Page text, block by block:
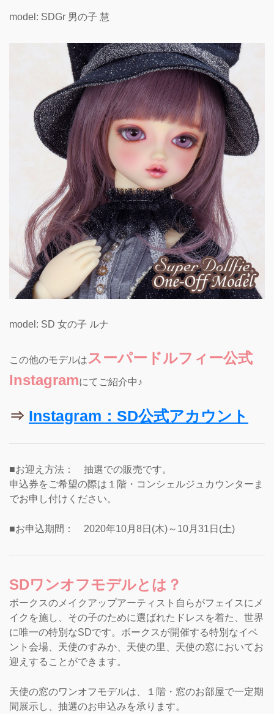
model: SDGr 男の子 慧
model: SD 女の子 ルナ
この他のモデルはスーパードルフィー公式
Instagramにてご紹介中♪
⇒ Instagram：SD公式アカウント
■お迎え方法： 抽選での販売です。
申込券をご希望の際は１階・コンシェルジュカウンターま
でお申し付けください。
■お申込期間： 2020年10月8日(木)～10月31日(土)
SDワンオフモデルとは？
ボークスのメイクアップアーティスト自らがフェイスにメ
イクを施し、その子のために選ばれたドレスを着た、世界
に唯一の特別なSDです。ボークスが開催する特別なイベ
ント会場、天使のすみか、天使の里、天使の窓においてお
迎えすることができます。
天使の窓のワンオフモデルは、１階・窓のお部屋で一定期
間展示し、抽選のお申込みを承ります。